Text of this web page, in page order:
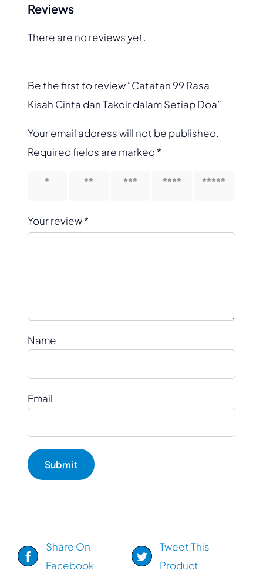
Reviews
There are no reviews yet.
Be the first to review “Catatan 99 Rasa
Kisah Cinta dan Takdir dalam Setiap Doa”
Your email address will not be published.
Required fields are marked *
1 of 5 2 of 5 3 of 5 4 of 5 5 of 5
Your review*
Name
Email
Share On
Facebook
Tweet This
Product